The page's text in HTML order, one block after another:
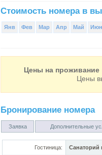
Стоимость номера в
Янв Фев Мар Апр Май Июн
Цены на проживание
Цены
Бронирование номера
Заявка Дополнительные
Гостиница: Санаторий